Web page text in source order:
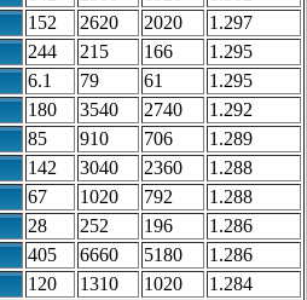
152 2620 2020 1.297
244 215 166 1.295
6.1 79 61 1.295
180 3540 2740 1.292
85 910 706 1.289
142 3040 2360 1.288
67 1020 792 1.288
28 252 196 1.286
405 6660 5180 1.286
120 1310 1020 1.284